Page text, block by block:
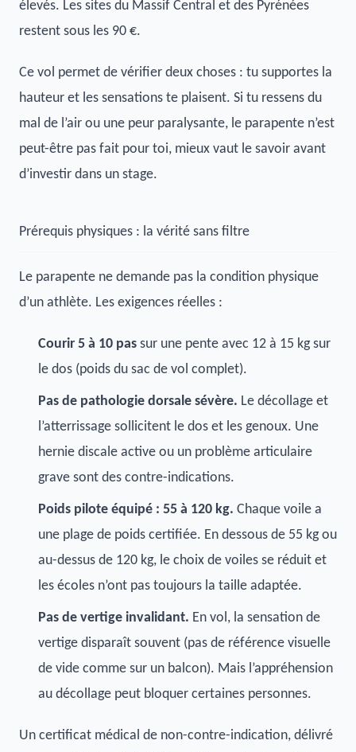
élevés. Les sites du Massif Central et des Pyrénées
restent sous les 90 €.
Ce vol permet de vérifier deux choses : tu supportes la
hauteur et les sensations te plaisent. Si tu ressens du
mal de l’air ou une peur paralysante, le parapente n’est
peut-être pas fait pour toi, mieux vaut le savoir avant
d’investir dans un stage.
Prérequis physiques : la vérité sans filtre
Le parapente ne demande pas la condition physique
d’un athlète. Les exigences réelles :
Courir 5 à 10 pas sur une pente avec 12 à 15 kg sur
le dos (poids du sac de vol complet).
Pas de pathologie dorsale sévère. Le décollage et
l’atterrissage sollicitent le dos et les genoux. Une
hernie discale active ou un problème articulaire
grave sont des contre-indications.
Poids pilote équipé : 55 à 120 kg. Chaque voile a
une plage de poids certifiée. En dessous de 55 kg ou
au-dessus de 120 kg, le choix de voiles se réduit et
les écoles n’ont pas toujours la taille adaptée.
Pas de vertige invalidant. En vol, la sensation de
vertige disparaît souvent (pas de référence visuelle
de vide comme sur un balcon). Mais l’appréhension
au décollage peut bloquer certaines personnes.
Un certificat médical de non-contre-indication, délivré